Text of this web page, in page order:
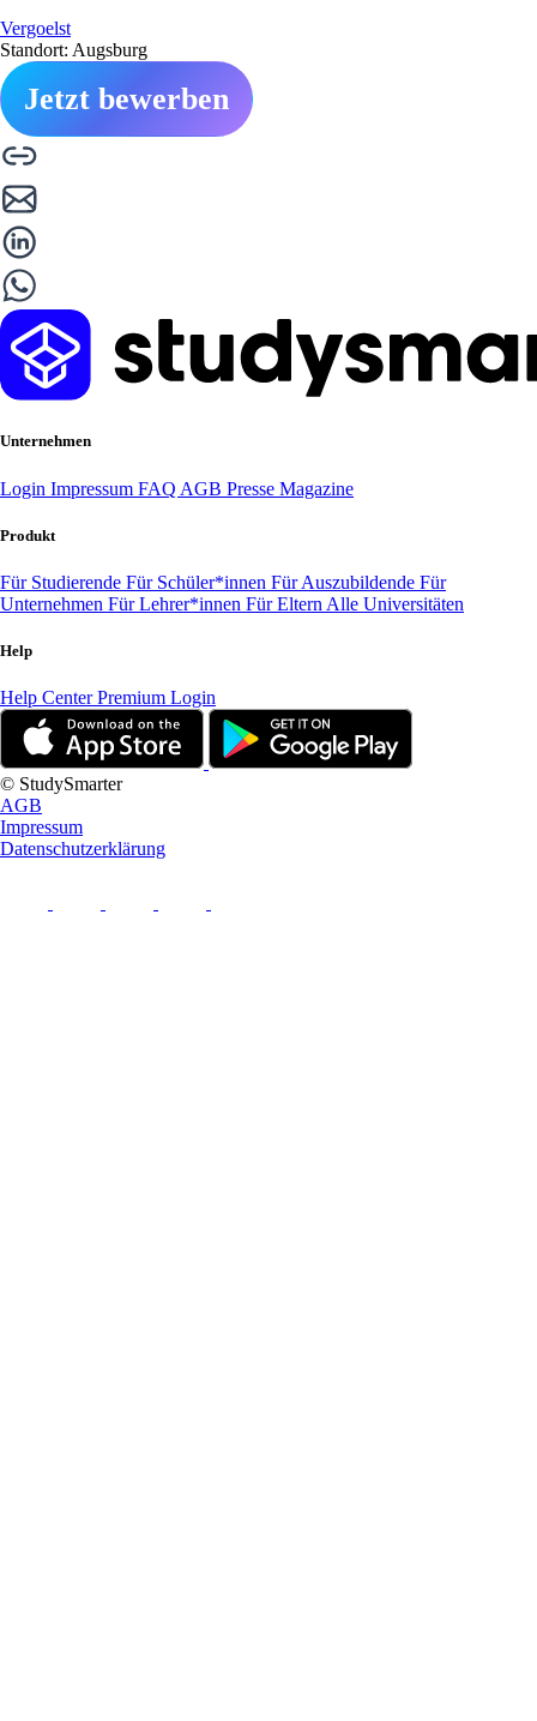
Vergoelst
Standort: Augsburg
Jetzt bewerben
Unternehmen
Login Impressum FAQ AGB Presse Magazine
Produkt
Für Studierende Für Schüler*innen Für Auszubildende Für
Unternehmen Für Lehrer*innen Für Eltern Alle Universitäten
Help
Help CenterPremium Login
© StudySmarter
AGB
Impressum
Datenschutzerklärung